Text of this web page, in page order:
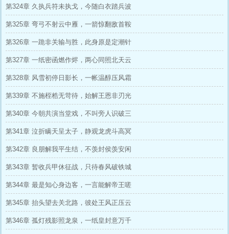
第324章 久执兵符未执戈，今随白衣踏兵波
第325章 弯弓不射云中雁，一箭惊翻敌首鞍
第326章 一跪非关输与胜，此身原是定潮针
第327章 一纸密函燃作烬，两心同照北天云
第328章 风雪初停日影长，一帐温醇压风霜
第339章 不施桎梏无苛待，始解王恩非刃光
第340章 今朝共演当堂戏，不叫旁人识破三
第341章 泣折瞒天呈太子，静观龙虎斗高冥
第342章 良朋解我平生结，不羡封侯羡安闲
第343章 暂收兵甲休征战，只待春风破铁城
第344章 最是知心身边客，一言能解帝王嗟
第345章 抬头望去关北路，彼处王风正压云
第346章 孤灯残影照龙泉，一纸皇封意万千